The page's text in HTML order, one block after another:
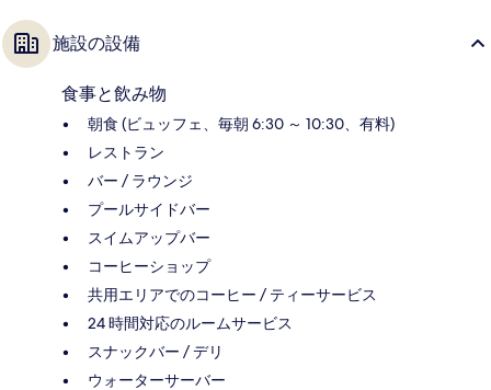
施設の設備
食事と飲み物
朝食 (ビュッフェ、毎朝 6:30 ～ 10:30、有料)
レストラン
バー / ラウンジ
プールサイドバー
スイムアップバー
コーヒーショップ
共用エリアでのコーヒー / ティーサービス
24 時間対応のルームサービス
スナックバー / デリ
ウォーターサーバー